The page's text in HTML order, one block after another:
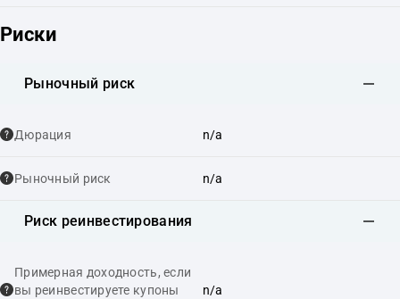
Риски
Рыночный риск
Дюрация n/a
Рыночный риск n/a
Риск реинвестирования
Примерная доходность, если
вы реинвестируете купоны
n/a